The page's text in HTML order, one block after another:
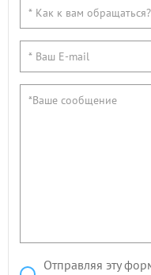
Отправляя эту